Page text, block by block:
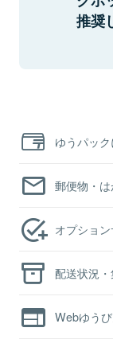
推奨
ゆうパッ
郵便物・
オプショ
配送状況
Webゆう